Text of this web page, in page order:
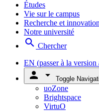
Études
Vie sur le campus
Recherche et innovation
Notre université
search Chercher
EN (passer à la
person arrow_drop_down Toggle
uoZone
Brightspace
VirtuO